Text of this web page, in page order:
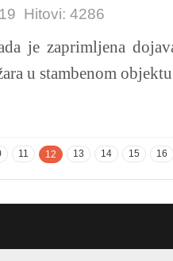
Hitovi: 4286
je zaprimljena
u stambenom
11 12 13 14 15 16